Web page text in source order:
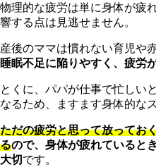
物理的な疲労は単に身体が疲
響する点は見逃せません。
産後のママは慣れない育児や
睡眠不足に陥りやすく、疲労
とくに、パパが仕事で忙しい
なるため、ますます身体的な
ただの疲労と思って放ってお
るので、身体が疲れていると
大切です。